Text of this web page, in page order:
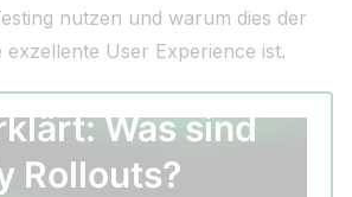
nutzen und warum dies der
User Experience ist.
Was sind
Rollouts?